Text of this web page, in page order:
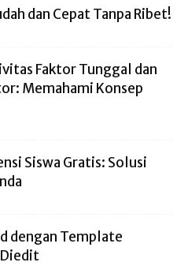
dan Cepat Tanpa Ribet!
Faktor Tunggal dan
Memahami Konsep
Siswa Gratis: Solusi
dengan Template